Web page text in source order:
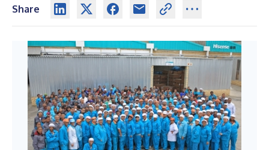
Share